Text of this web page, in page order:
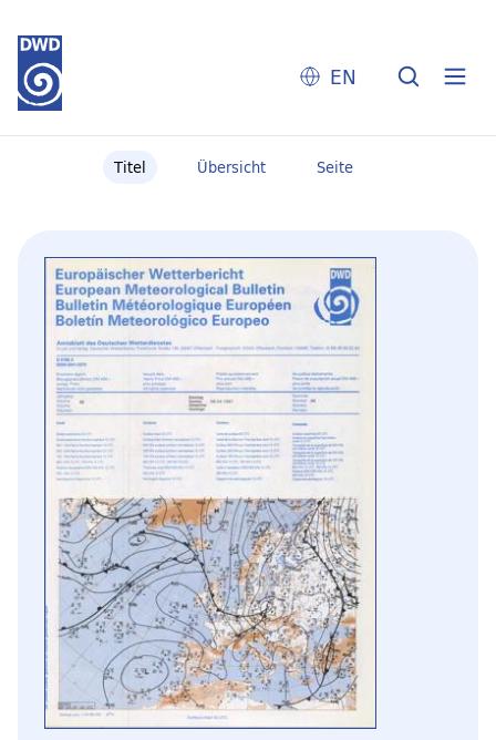
EN
Titel Übersicht Seite